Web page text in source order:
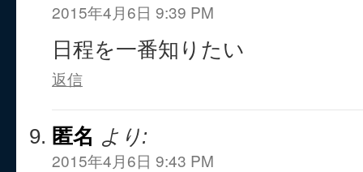
2015年4月6日 9:39 PM
日程を一番知りたい
返信
匿名 より:
2015年4月6日 9:43 PM